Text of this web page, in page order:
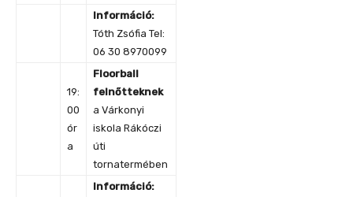
Információ:
Tóth Zsófia Tel:
06 30 8970099
19:
00
ór
a
Floorball
felnőtteknek
a Várkonyi
iskola Rákóczi
úti
tornatermében
Információ: